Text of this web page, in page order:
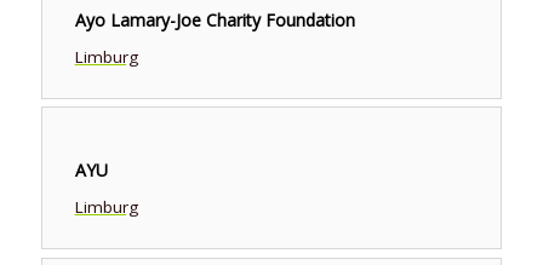
Ayo Lamary-Joe Charity Foundation
Limburg
AYU
Limburg